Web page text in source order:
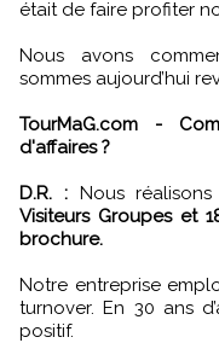
était de faire profiter
Nous avons
sommes aujourd’hui
TourMaG.com -
d'affaires ?
D.R. : Nous réalisons
Visiteurs Groupes et
brochure.
Notre entreprise
turnover. En 30 ans
positif.